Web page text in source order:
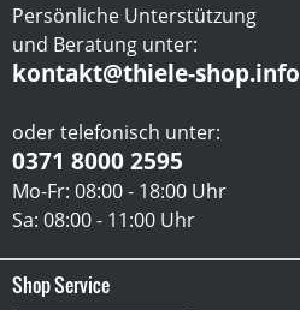
Persönliche Unterstützung
und Beratung unter:
kontakt@thiele-shop.info
oder telefonisch unter:
0371 8000 2595
Mo-Fr: 08:00 - 18:00 Uhr
Sa: 08:00 - 11:00 Uhr
Shop Service